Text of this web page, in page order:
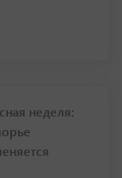
неделя: